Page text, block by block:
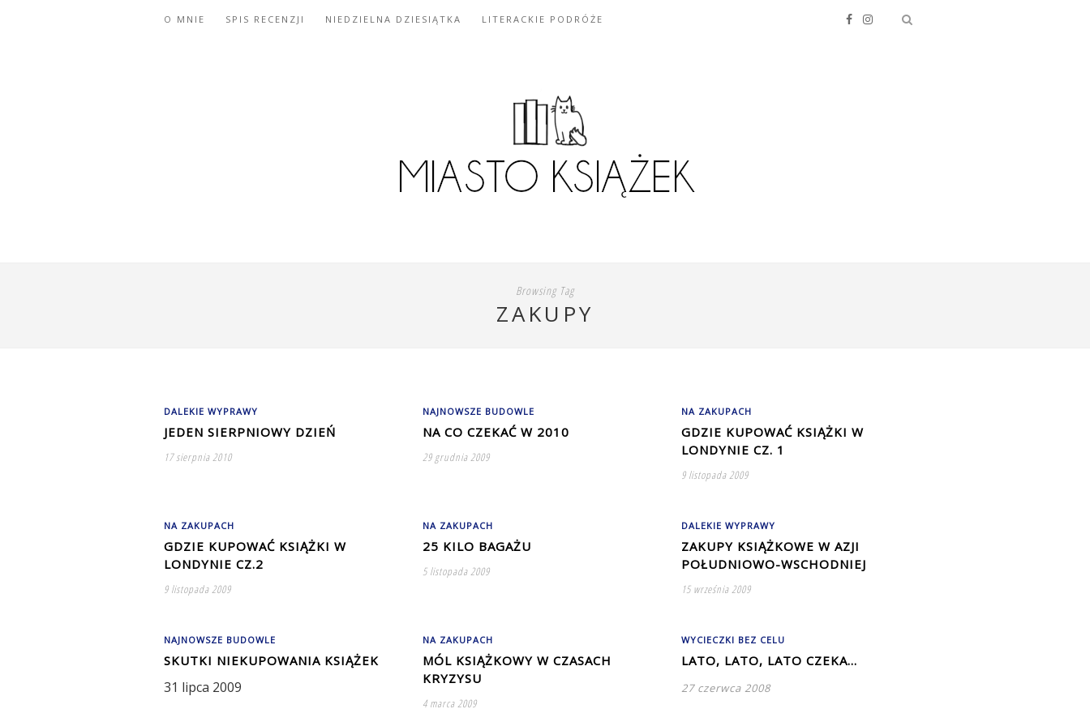
O MNIE SPIS RECENZJI NIEDZIELNA DZIESIĄTKA LITERACKIE PODRÓŻE
Browsing Tag
ZAKUPY
DALEKIE WYPRAWY
JEDEN SIERPNIOWY DZIEŃ
17 sierpnia 2010
NAJNOWSZE BUDOWLE
NA CO CZEKAĆ W 2010
29 grudnia 2009
NA ZAKUPACH
GDZIE KUPOWAĆ KSIĄŻKI W
LONDYNIE CZ. 1
9 listopada 2009
NA ZAKUPACH
GDZIE KUPOWAĆ KSIĄŻKI W
LONDYNIE CZ.2
9 listopada 2009
NA ZAKUPACH
25 KILO BAGAŻU
5 listopada 2009
DALEKIE WYPRAWY
ZAKUPY KSIĄŻKOWE W AZJI
POŁUDNIOWO-WSCHODNIEJ
15 września 2009
NAJNOWSZE BUDOWLE
SKUTKI NIEKUPOWANIA KSIĄŻEK
31 lipca 2009
NA ZAKUPACH
MÓL KSIĄŻKOWY W CZASACH
KRYZYSU
4 marca 2009
WYCIECZKI BEZ CELU
LATO, LATO, LATO CZEKA…
27 czerwca 2008